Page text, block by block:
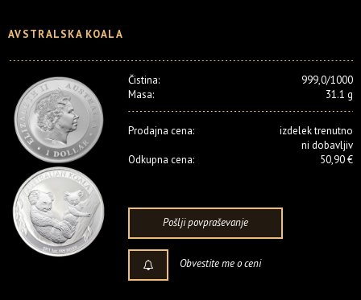
AVSTRALSKA KOALA
Čistina:
999,0/1000
Masa:
31.1 g
Prodajna cena:
izdelek trenutno
ni dobavljiv
Odkupna cena:
50,90 €
Pošlji povpraševanje
Obvestite me o ceni